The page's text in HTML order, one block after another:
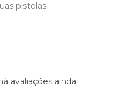
pistolas
avaliações ainda.